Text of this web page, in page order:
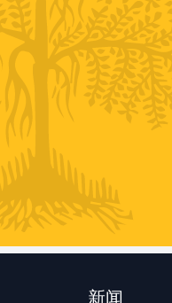
Follow XR
新闻